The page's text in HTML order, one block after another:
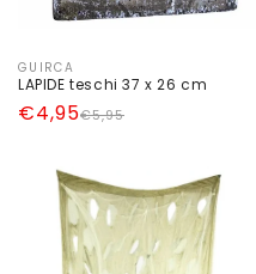
Produttore:
GUIRCA
LAPIDE teschi 37 x 26 cm
Prezzo
listino
€5,95
Prezzo
€4,95